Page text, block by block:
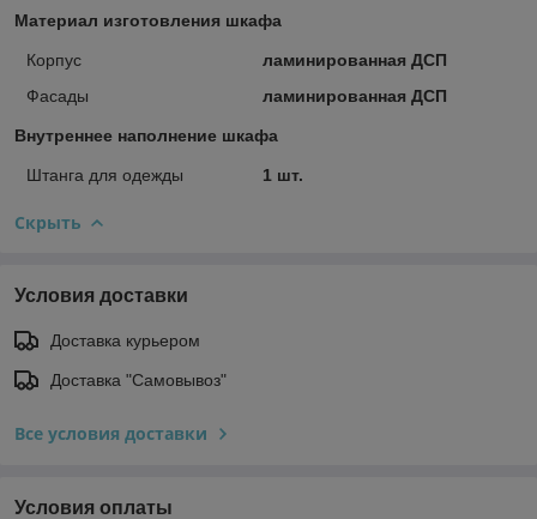
Материал изготовления шкафа
Корпус
ламинированная ДСП
Фасады
ламинированная ДСП
Внутреннее наполнение шкафа
Штанга для одежды 1 шт.
Скрыть
Условия доставки
Доставка курьером
Доставка "Самовывоз"
Все условия доставки
Условия оплаты